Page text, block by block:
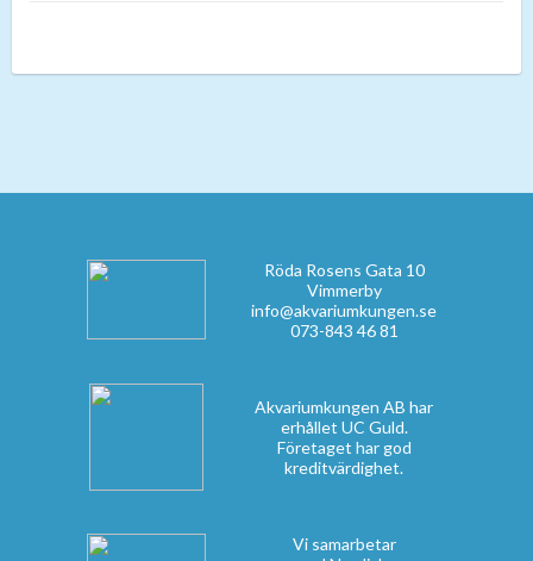
Röda Rosens Gata 10
Vimmerby
info@akvariumkungen.se
073-843 46 81
Akvariumkungen AB har
erhållet UC Guld.
Företaget har god
kreditvärdighet.
Vi samarbetar